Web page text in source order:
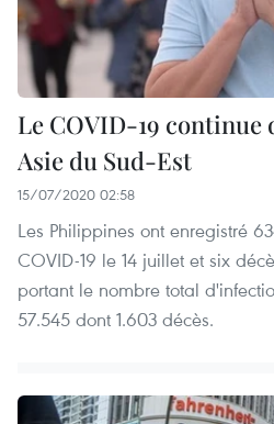
Le COVID-19 continue
Asie du Sud-Est
15/07/2020 02:58
Les Philippines ont enregistré
COVID-19 le 14 juillet et six
portant le nombre total
57.545 dont 1.603 décès.